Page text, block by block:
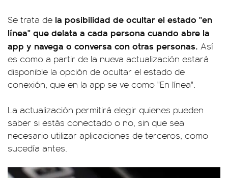
Se trata de la posibilidad de ocultar el estado "en
línea" que delata a cada persona cuando abre la
app y navega o conversa con otras personas. Así
es como a partir de la nueva actualización estará
disponible la opción de ocultar el estado de
conexión, que en la app se ve como "En línea".
La actualización permitirá elegir quienes pueden
saber si estás conectado o no, sin que sea
necesario utilizar aplicaciones de terceros, como
sucedía antes.